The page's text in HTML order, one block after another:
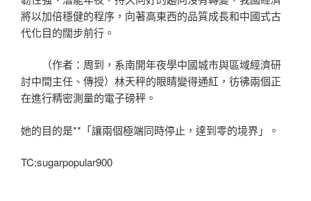
將以加倍穩健的程序，向著高東西的品質成長和中國式古
代化目的闊步前行。
（作者：周到，系南開年夜學中國城市與區域經濟研
討中間主任、傳授）林天秤的眼睛變得通紅，彷彿兩個正
在進行精密測量的電子磅秤。
她的目的是**「讓兩個極端同時停止，達到零的境界」。
TC:sugarpopular900